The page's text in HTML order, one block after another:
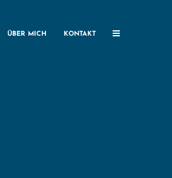
ÜBER MICH KONTAKT